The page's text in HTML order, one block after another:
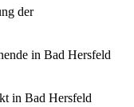
der
in Bad Hersfeld
in Bad Hersfeld